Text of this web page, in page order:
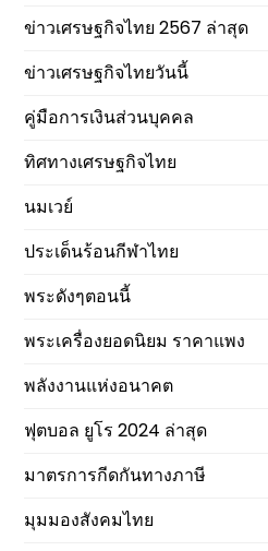
ข่าวเศรษฐกิจไทย 2567 ล่าสุด
ข่าวเศรษฐกิจไทยวันนี้
คู่มือการเงินส่วนบุคคล
ทิศทางเศรษฐกิจไทย
นมเวย์
ประเด็นร้อนกีฬาไทย
พระดังๆตอนนี้
พระเครื่องยอดนิยม ราคาแพง
พลังงานแห่งอนาคต
ฟุตบอล ยูโร 2024 ล่าสุด
มาตรการกีดกันทางภาษี
มุมมองสังคมไทย